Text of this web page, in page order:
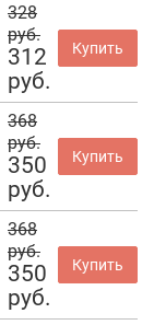
328
руб.
312
руб.
Купить
368
руб.
350
руб.
Купить
368
руб.
350
руб.
Купить